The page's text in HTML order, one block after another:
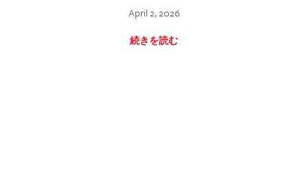
April 2, 2026
続きを読む